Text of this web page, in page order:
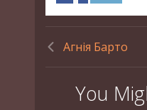
Агнія Барто
You